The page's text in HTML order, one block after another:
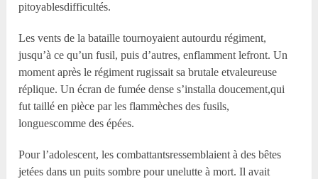
pitoyablesdifficultés.
Les vents de la bataille tournoyaient autourdu régiment,
jusqu’à ce qu’un fusil, puis d’autres, enflamment lefront. Un
moment après le régiment rugissait sa brutale etvaleureuse
réplique. Un écran de fumée dense s’installa doucement,qui
fut taillé en pièce par les flammèches des fusils,
longuescomme des épées.
Pour l’adolescent, les combattantsressemblaient à des bêtes
jetées dans un puits sombre pour unelutte à mort. Il avait